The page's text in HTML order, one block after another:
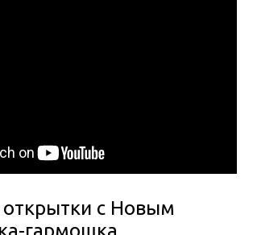
с Новым